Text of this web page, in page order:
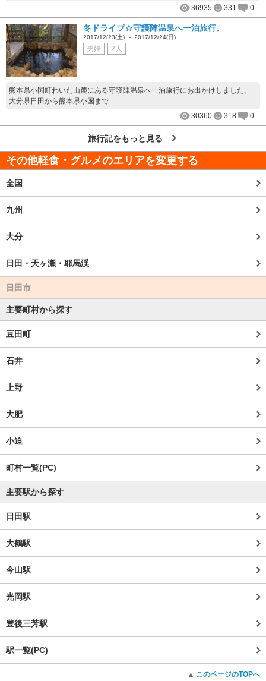
36935
331 0
冬ドライブ☆守護陣温泉へ一泊旅行。
2017/12/23(土) ～ 2017/12/24(日)
夫婦 2人
熊本県小国町わいた山麓にある守護陣温泉へ一泊旅行にお出かけしました。
大分県日田から熊本県小国まで...
30360
318 0
旅行記をもっと見る
その他軽食・グルメのエリアを変更する
全国
九州
大分
日田・天ヶ瀬・耶馬渓
日田市
主要町村から探す
豆田町
石井
上野
大肥
小迫
町村一覧(PC)
主要駅から探す
日田駅
大鶴駅
今山駅
光岡駅
豊後三芳駅
駅一覧(PC)
このページのTOPへ